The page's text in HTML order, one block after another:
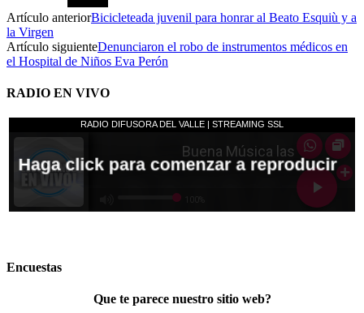
Artículo anteriorBicicleteada juvenil para honrar al Beato Esquiù y a
la Virgen
Artículo siguienteDenunciaron el robo de instrumentos médicos en
el Hospital de Niños Eva Perón
RADIO EN VIVO
Encuestas
Que te parece nuestro sitio web?